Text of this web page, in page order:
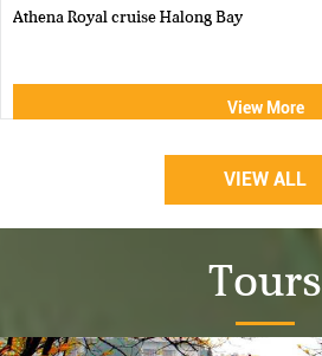
Athena Royal cruise Halong Bay
View More
VIEW ALL
Tours